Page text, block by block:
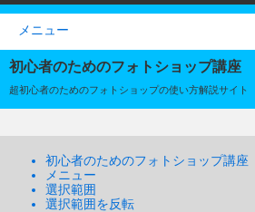
メニュー
初心者のためのフォトショップ講座
超初心者のためのフォトショップの使い方解説サイト
初心者のためのフォトショップ講座
メニュー
選択範囲
選択範囲を反転